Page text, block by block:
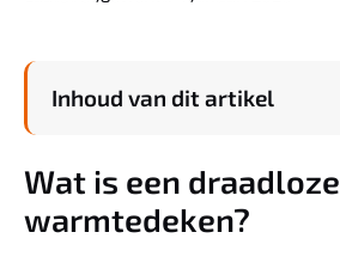
Zwanger & Baby
Inhoud van dit artikel
Wat is een draadloze
warmtedeken?